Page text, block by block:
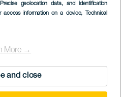
geolocation data, and identification
access information on a device, Technical
More →
and close